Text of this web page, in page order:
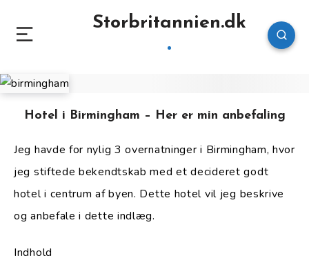
Storbritannien.dk
Hotel i Birmingham – Her er min anbefaling
Jeg havde for nylig 3 overnatninger i Birmingham, hvor
jeg stiftede bekendtskab med et decideret godt
hotel i centrum af byen. Dette hotel vil jeg beskrive
og anbefale i dette indlæg.
Indhold